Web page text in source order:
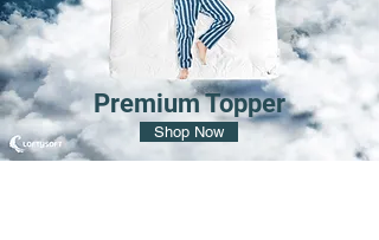
Premium Topper
Shop Now